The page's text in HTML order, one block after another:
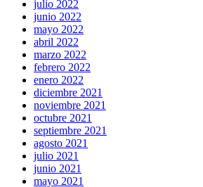
julio 2022
junio 2022
mayo 2022
abril 2022
marzo 2022
febrero 2022
enero 2022
diciembre 2021
noviembre 2021
octubre 2021
septiembre 2021
agosto 2021
julio 2021
junio 2021
mayo 2021